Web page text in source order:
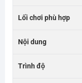
Lối chơi phù hợp
Nội dung
Trình độ